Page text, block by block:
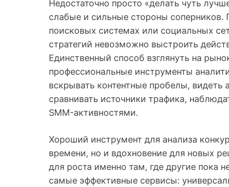
Недостаточно просто «делать чуть
слабые и сильные стороны соперников.
поисковых системах или социальных
стратегий невозможно выстроить
Единственный способ взглянуть на
профессиональные инструменты
вскрывать контентные пробелы,
сравнивать источники трафика,
SMM-активностями.
Хороший инструмент для анализа
времени, но и вдохновение для новых
для роста именно там, где другие пока
самые эффективные сервисы: